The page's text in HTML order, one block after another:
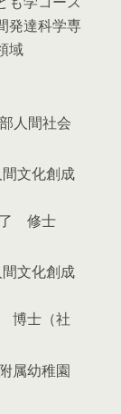
発達科学専
域
人間社会
文化創成
了 修士
文化創成
博士（社
属幼稚園